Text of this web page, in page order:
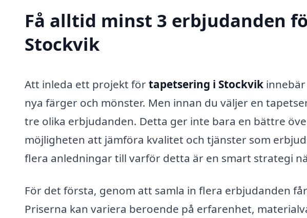
Få alltid minst 3 erbjudanden
Stockvik
Att inleda ett projekt förtapetsering i Stockvik
nya färger och mönster. Men innan du väljer en
tre olika erbjudanden. Detta ger inte bara en bättre
möjligheten att jämföra kvalitet och tjänster som
flera anledningar till varför detta är en smart strategi
För det första, genom att samla in flera erbjudanden
Priserna kan variera beroende på erfarenhet,